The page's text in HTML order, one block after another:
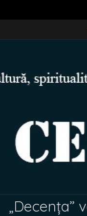
„Decența”